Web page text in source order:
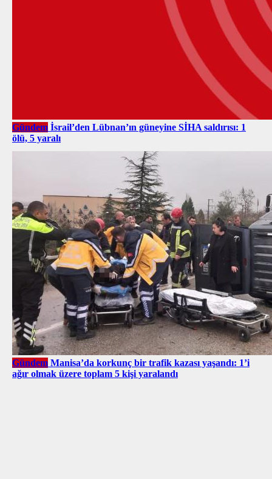
Gündem İsrail’den Lübnan’ın güneyine SİHA saldırısı: 1
ölü, 5 yaralı
Gündem Manisa’da korkunç bir trafik kazası yaşandı: 1’i
ağır olmak üzere toplam 5 kişi yaralandı